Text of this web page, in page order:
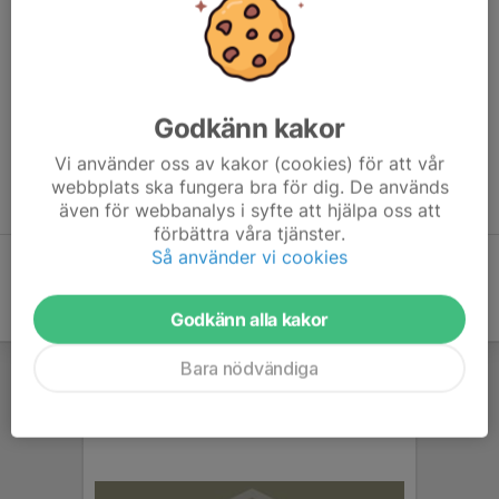
I gruppen "Gympa 2-3 år" fokuserar vi på rörelseglädje och
Vi tränar på tisdagar i Vikenskolans gymnastiksal mellan 16:05 -
Föräldrar väntar i omklädningsrummet under träningspasset.
Godkänn kakor
Vi använder oss av kakor (cookies) för att vår
webbplats ska fungera bra för dig. De används
även för webbanalys i syfte att hjälpa oss att
förbättra våra tjänster.
Så använder vi cookies
Godkänn alla kakor
Bara nödvändiga